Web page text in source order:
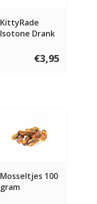
KittyRade
Isotone Drank
€3,95
Mosseltjes 100
gram